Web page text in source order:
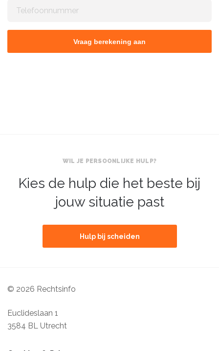
WIL JE PERSOONLIJKE HULP?
Kies de hulp die het beste bij
jouw situatie past
Hulp bij scheiden
© 2026 Rechtsinfo
Euclideslaan 1
3584 BL Utrecht